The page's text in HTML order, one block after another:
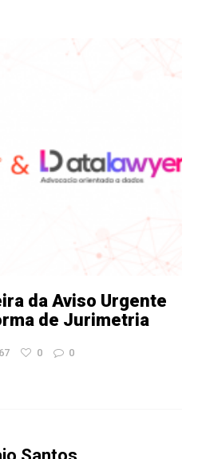
da Aviso Urgente
de Jurimetria
0 0